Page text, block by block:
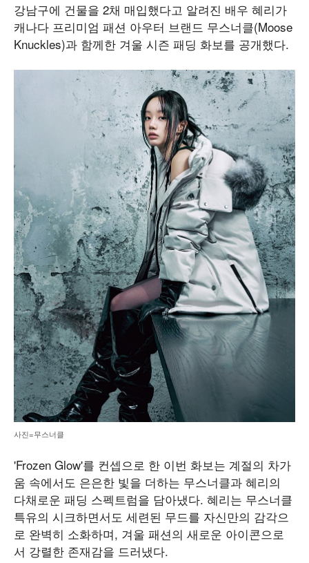
강남구에 건물을 2채 매입했다고 알려진 배우 혜리가
캐나다 프리미엄 패션 아우터 브랜드 무스너클(Moose
Knuckles)과 함께한 겨울 시즌 패딩 화보를 공개했다.
사진=무스너클
'Frozen Glow'를 컨셉으로 한 이번 화보는 계절의 차가
움 속에서도 은은한 빛을 더하는 무스너클과 혜리의
다채로운 패딩 스펙트럼을 담아냈다. 혜리는 무스너클
특유의 시크하면서도 세련된 무드를 자신만의 감각으
로 완벽히 소화하며, 겨울 패션의 새로운 아이콘으로
서 강렬한 존재감을 드러냈다.